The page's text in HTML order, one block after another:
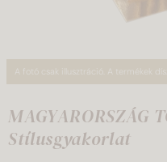
A fotó csak illusztráció. A termékek
MAGYARORSZÁG
Stílusgyakorlat